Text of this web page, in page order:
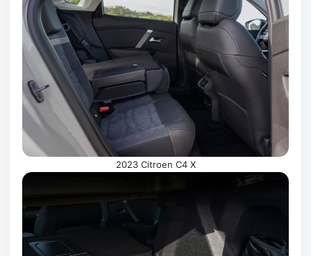
2023 Citroen C4 X